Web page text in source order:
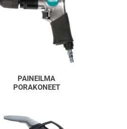
PAINEILMA
PORAKONEET